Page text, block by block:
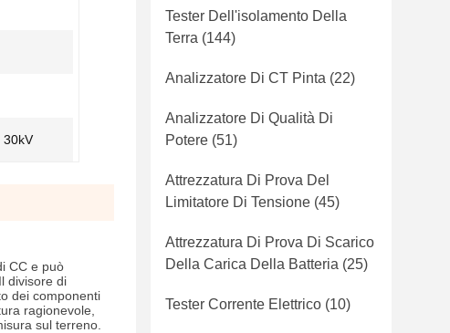
30kV
CC e può
divisore di
dei componenti
ragionevole,
sul terreno.
Tester Dell'isolamento Della
Terra (144)
Analizzatore Di CT Pinta (22)
Analizzatore Di Qualità Di
Potere (51)
Attrezzatura Di Prova Del
Limitatore Di Tensione (45)
Attrezzatura Di Prova Di Scarico
Della Carica Della Batteria (25)
Tester Corrente Elettrico (10)